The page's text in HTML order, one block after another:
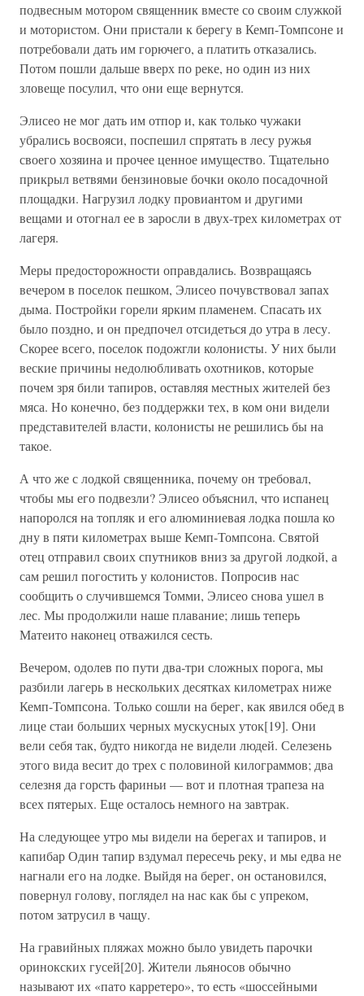
подвесным мотором священник вместе со своим служкой
и мотористом. Они пристали к берегу в Кемп-Томпсоне и
потребовали дать им горючего, а платить отказались.
Потом пошли дальше вверх по реке, но один из них
зловеще посулил, что они еще вернутся.
Элисео не мог дать им отпор и, как только чужаки
убрались восвояси, поспешил спрятать в лесу ружья
своего хозяина и прочее ценное имущество. Тщательно
прикрыл ветвями бензиновые бочки около посадочной
площадки. Нагрузил лодку провиантом и другими
вещами и отогнал ее в заросли в двух-трех километрах от
лагеря.
Меры предосторожности оправдались. Возвращаясь
вечером в поселок пешком, Элисео почувствовал запах
дыма. Постройки горели ярким пламенем. Спасать их
было поздно, и он предпочел отсидеться до утра в лесу.
Скорее всего, поселок подожгли колонисты. У них были
веские причины недолюбливать охотников, которые
почем зря били тапиров, оставляя местных жителей без
мяса. Но конечно, без поддержки тех, в ком они видели
представителей власти, колонисты не решились бы на
такое.
А что же с лодкой священника, почему он требовал,
чтобы мы его подвезли? Элисео объяснил, что испанец
напоролся на топляк и его алюминиевая лодка пошла ко
дну в пяти километрах выше Кемп-Томпсона. Святой
отец отправил своих спутников вниз за другой лодкой, а
сам решил погостить у колонистов. Попросив нас
сообщить о случившемся Томми, Элисео снова ушел в
лес. Мы продолжили наше плавание; лишь теперь
Матеито наконец отважился сесть.
Вечером, одолев по пути два-три сложных порога, мы
разбили лагерь в нескольких десятках километрах ниже
Кемп-Томпсона. Только сошли на берег, как явился обед в
лице стаи больших черных мускусных уток[19]. Они
вели себя так, будто никогда не видели людей. Селезень
этого вида весит до трех с половиной килограммов; два
селезня да горсть фариньи — вот и плотная трапеза на
всех пятерых. Еще осталось немного на завтрак.
На следующее утро мы видели на берегах и тапиров, и
капибар Один тапир вздумал пересечь реку, и мы едва не
нагнали его на лодке. Выйдя на берег, он остановился,
повернул голову, поглядел на нас как бы с упреком,
потом затрусил в чащу.
На гравийных пляжах можно было увидеть парочки
оринокских гусей[20]. Жители льяносов обычно
называют их «пато карретеро», то есть «шоссейными